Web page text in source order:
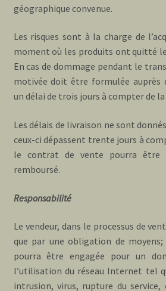
géographique convenue.
Les risques sont à la charge de
moment où les produits ont quitté
En cas de dommage pendant le
motivée doit être formulée auprès
un délai de trois jours à compter de
Les délais de livraison ne sont
ceux-ci dépassent trente jours à
le contrat de vente pourra être
remboursé.
Responsabilité
Le vendeur, dans le processus de
que par une obligation de
pourra être engagée pour un
l’utilisation du réseau Internet tel
intrusion, virus, rupture du service,